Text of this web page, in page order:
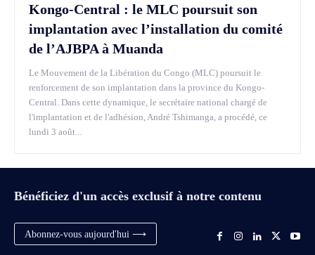
Kongo-Central : le MLC poursuit son
implantation avec l’installation du comité
de l’AJBPA à Muanda
Le Mouvement de la Libération du Congo (MLC) poursuit le
renforcement de son implantation dans la province du Kongo-
Central. Dans cette dynamique, le secrétaire national chargé de
l'implantation et de l'adhésion, André Tshimanga, a procédé, ce
lundi 3 août...
Bénéficiez d'un accès exclusif à notre contenu
Abonnez-vous aujourd'hui ⟶